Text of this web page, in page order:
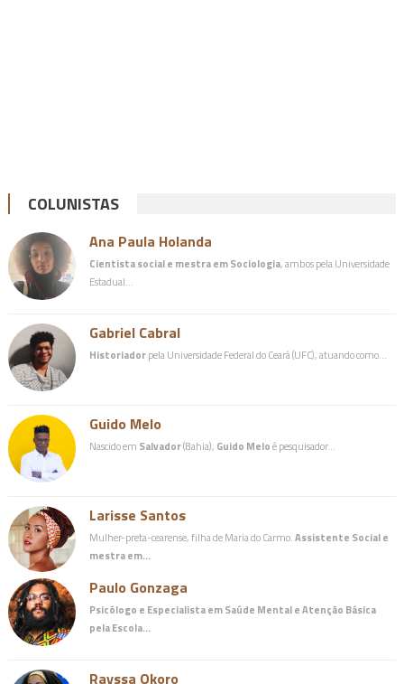
COLUNISTAS
Ana Paula Holanda
Cientista social e mestra em Sociologia, ambos pela Universidade
Estadual…
Gabriel Cabral
Historiadorpela Universidade Federal do Ceará (UFC), atuando como…
Guido Melo
Nascido em Salvador(Bahia), Guido Meloé pesquisador…
Larisse Santos
Mulher-preta-cearense, filha de Maria do Carmo.Assistente Social e
mestra em…
Paulo Gonzaga
Psicólogo e Especialista em Saúde Mental e Atenção Básica
pela Escola…
Rayssa Okoro